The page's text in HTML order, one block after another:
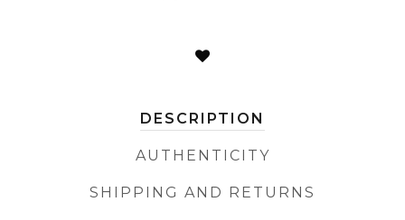
DESCRIPTION
AUTHENTICITY
SHIPPING AND RETURNS